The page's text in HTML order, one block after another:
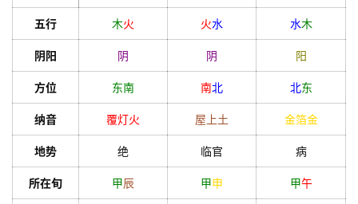
五行 木火 火水 水木
阴阳 阴 阴 阳
方位 东南 南北 北东
纳音 覆灯火 屋上土 金箔金
地势 绝 临官 病
所在旬 甲辰 甲申 甲午